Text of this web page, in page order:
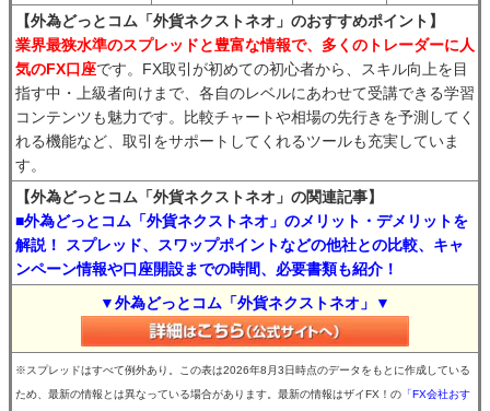
【外為どっとコム「外貨ネクストネオ」のおすすめポイント】
業界最狭水準のスプレッドと豊富な情報で、多くのトレーダーに人
気のFX口座です。FX取引が初めての初心者から、スキル向上を目
指す中・上級者向けまで、各自のレベルにあわせて受講できる学習
コンテンツも魅力です。比較チャートや相場の先行きを予測してく
れる機能など、取引をサポートしてくれるツールも充実していま
す。
【外為どっとコム「外貨ネクストネオ」の関連記事】
■外為どっとコム「外貨ネクストネオ」のメリット・デメリットを
解説！ スプレッド、スワップポイントなどの他社との比較、キャ
ンペーン情報や口座開設までの時間、必要書類も紹介！
▼外為どっとコム「外貨ネクストネオ」▼
※スプレッドはすべて例外あり。この表は2026年8月3日時点のデータをもとに作成している
ため、最新の情報とは異なっている場合があります。最新の情報はザイFX！の 「FX会社おす